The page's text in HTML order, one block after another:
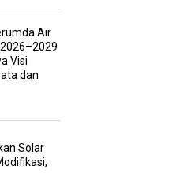
Air
Visi
dan
Solar